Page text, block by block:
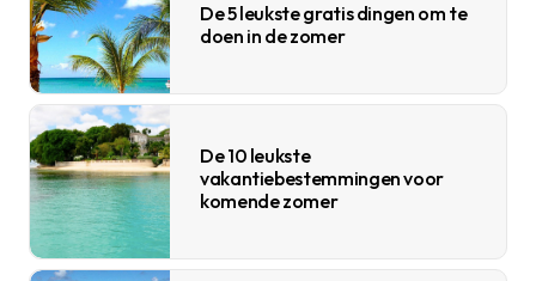
De 5 leukste gratis dingen om te
doen in de zomer
De 10 leukste
vakantiebestemmingen voor
komende zomer